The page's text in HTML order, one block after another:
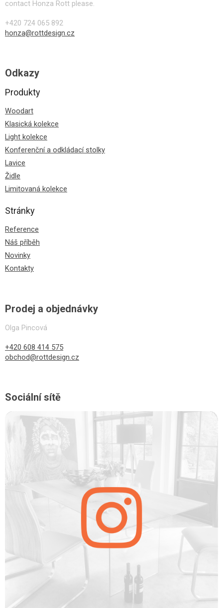
contact Honza Rott please.
+420 724 065 892
honza@rottdesign.cz
Odkazy
Produkty
Woodart
Klasická kolekce
Light kolekce
Konferenční a odkládací stolky
Lavice
Židle
Limitovaná kolekce
Stránky
Reference
Náš příběh
Novinky
Kontakty
Prodej a objednávky
Olga Pincová
+420 608 414 575
obchod@rottdesign.cz
Sociální sítě